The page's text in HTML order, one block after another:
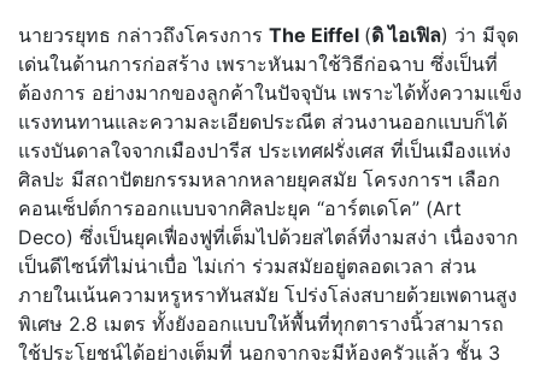
นายวรยุทธ กล่าวถึงโครงการ The Eiffel (ดิ ไอเฟิล) ว่า มีจุด
เด่นในด้านการก่อสร้าง เพราะหันมาใช้วิธีก่อฉาบ ซึ่งเป็นที่
ต้องการ อย่างมากของลูกค้าในปัจจุบัน เพราะได้ทั้งความแข็ง
แรงทนทานและความละเอียดประณีต ส่วนงานออกแบบก็ได้
แรงบันดาลใจจากเมืองปารีส ประเทศฝรั่งเศส ที่เป็นเมืองแห่ง
ศิลปะ มีสถาปัตยกรรมหลากหลายยุคสมัย โครงการฯ เลือก
คอนเซ็ปต์การออกแบบจากศิลปะยุค “อาร์ตเดโค” (Art
Deco) ซึ่งเป็นยุคเฟื่องฟูที่เต็มไปด้วยสไตล์ที่งามสง่า เนื่องจาก
เป็นดีไซน์ที่ไม่น่าเบื่อ ไม่เก่า ร่วมสมัยอยู่ตลอดเวลา ส่วน
ภายในเน้นความหรูหราทันสมัย โปร่งโล่งสบายด้วยเพดานสูง
พิเศษ 2.8 เมตร ทั้งยังออกแบบให้พื้นที่ทุกตารางนิ้วสามารถ
ใช้ประโยชน์ได้อย่างเต็มที่ นอกจากจะมีห้องครัวแล้ว ชั้น 3